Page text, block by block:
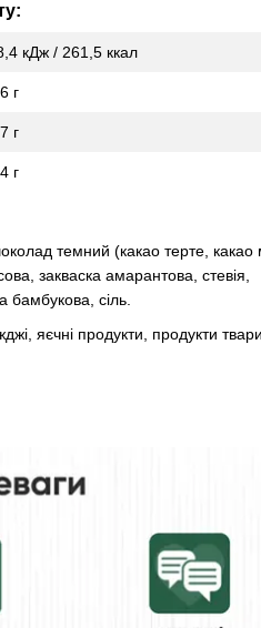
кДж / 261,5 ккал
г
г
г
темний (какао терте, какао
закваска амарантова, стевія,
бамбукова, сіль.
яєчні продукти, продукти